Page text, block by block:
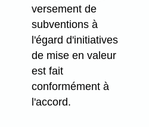
versement de
subventions à
l'égard d'initiatives
de mise en valeur
est fait
conformément à
l'accord.